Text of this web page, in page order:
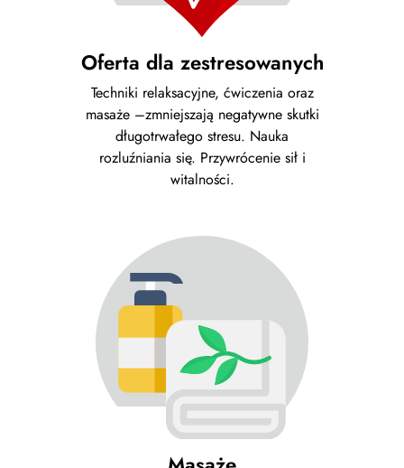
Oferta dla zestresowanych
Techniki relaksacyjne, ćwiczenia oraz
masaże –zmniejszają negatywne skutki
długotrwałego stresu. Nauka
rozluźniania się. Przywrócenie sił i
witalności.